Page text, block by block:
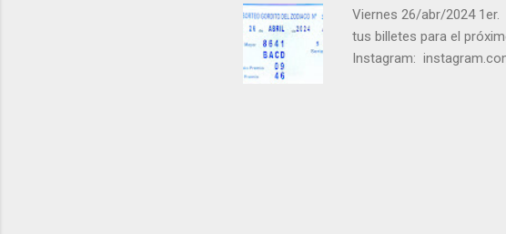
Viernes 26/abr/2024 1er.
tus billetes para el
Instagram:
millonarias y de una
le ayudaran a ganar y